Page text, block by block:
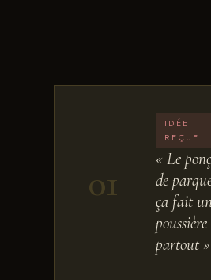
01
IDÉE
REÇUE
« Le
de
ça fait
poussière
partout »